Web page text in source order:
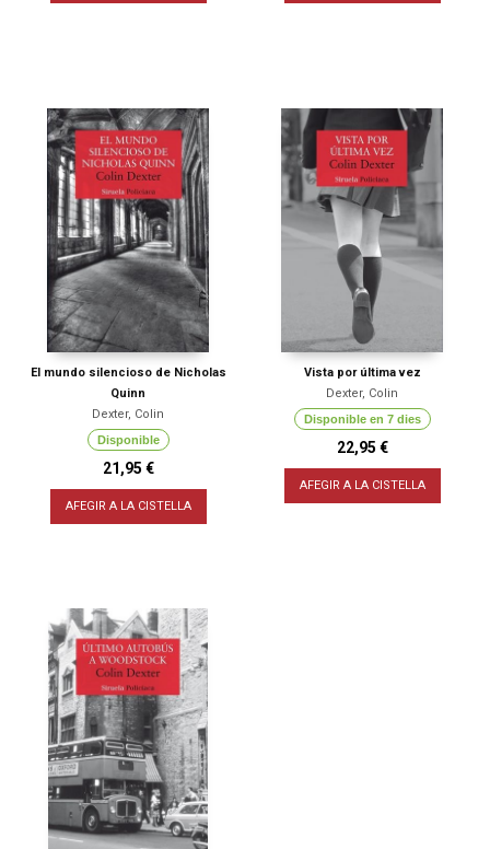
El mundo silencioso de Nicholas
Quinn
Dexter, Colin
Disponible
21,95 €
AFEGIR A LA CISTELLA
Vista por última vez
Dexter, Colin
Disponible en 7 dies
22,95 €
AFEGIR A LA CISTELLA